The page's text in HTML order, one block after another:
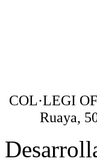
COL·LEGI
Ruaya,